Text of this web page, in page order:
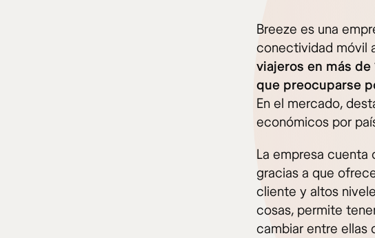
Breeze es una
conectividad móvil
viajeros en más
que preocuparse
En el mercado,
económicos por
La empresa cuenta
gracias a que
cliente y altos
cosas, permite
cambiar entre ellas